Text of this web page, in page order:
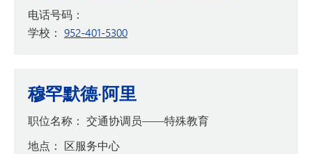
电话号码：
学校： 952-401-5300
穆罕默德·阿里
职位名称： 交通协调员——特殊教育
地点： 区服务中心